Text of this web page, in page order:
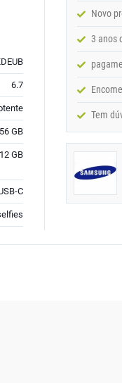
6.7
GB
12 GB
C
Novo
3 anos
Tem